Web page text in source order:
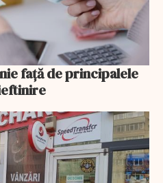
faţă de principalele